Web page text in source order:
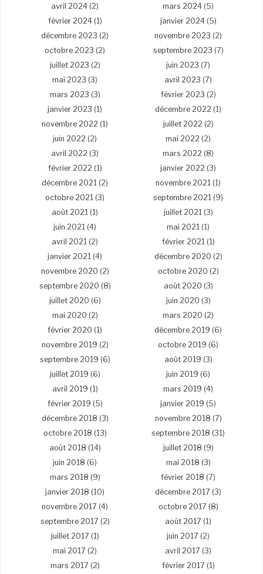
avril 2024 (2) mars 2024 (5)
février 2024(1) janvier 2024(5)
décembre 2023 (2) novembre 2023 (2)
octobre 2023 (2) septembre 2023 (7)
juillet 2023 (2) juin 2023 (7)
mai 2023 (3) avril 2023 (7)
mars 2023 (3) février 2023 (2)
janvier 2023 (1) décembre 2022 (1)
novembre 2022 (1) juillet 2022 (2)
juin 2022 (2) mai 2022 (2)
avril 2022 (3) mars 2022 (8)
février 2022 (1) janvier 2022 (3)
décembre 2021 (2) novembre 2021 (1)
octobre 2021 (3) septembre 2021 (9)
août 2021 (1) juillet 2021 (3)
juin 2021 (4) mai 2021 (1)
avril 2021 (2) février 2021 (1)
janvier 2021 (4) décembre 2020 (2)
novembre 2020 (2) octobre 2020 (2)
septembre 2020 (8) août 2020 (3)
juillet 2020 (6) juin 2020 (3)
mai 2020 (2) mars 2020 (2)
février 2020 (1) décembre 2019 (6)
novembre 2019 (2) octobre 2019 (6)
septembre 2019 (6) août 2019 (3)
juillet 2019 (6) juin 2019 (6)
avril 2019 (1) mars 2019 (4)
février 2019 (5) janvier 2019 (5)
décembre 2018 (3) novembre 2018 (7)
octobre 2018 (13) septembre 2018 (31)
août 2018 (14) juillet 2018 (9)
juin 2018 (6) mai 2018 (3)
mars 2018 (9) février 2018 (7)
janvier 2018 (10) décembre 2017 (3)
novembre 2017 (4) octobre 2017 (8)
septembre 2017 (2) août 2017 (1)
juillet 2017 (1) juin 2017 (2)
mai 2017 (2) avril 2017 (3)
mars 2017 (2) février 2017 (1)